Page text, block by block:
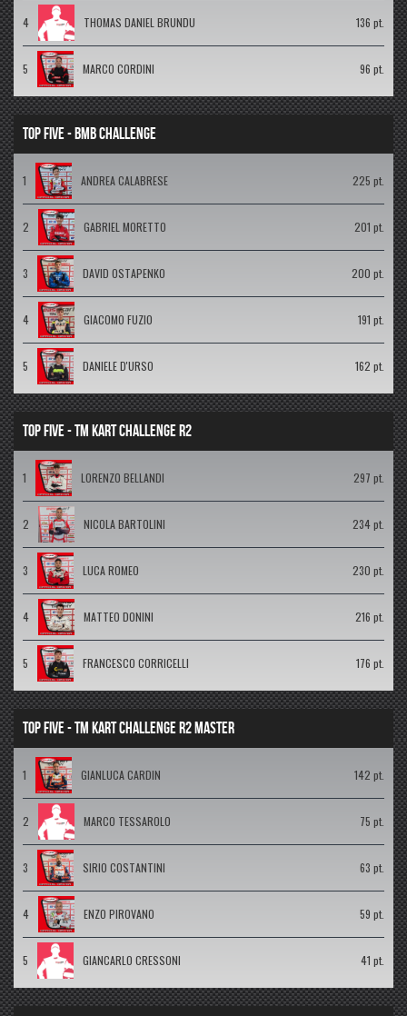
4 THOMAS DANIEL BRUNDU 136 pt.
5 MARCO CORDINI 96 pt.
TOP FIVE - BMB CHALLENGE
1 ANDREA CALABRESE 225 pt.
2 GABRIEL MORETTO 201 pt.
3 DAVID OSTAPENKO 200 pt.
4 GIACOMO FUZIO 191 pt.
5 DANIELE D'URSO 162 pt.
TOP FIVE - TM KART CHALLENGE R2
1 LORENZO BELLANDI 297 pt.
2 NICOLA BARTOLINI 234 pt.
3 LUCA ROMEO 230 pt.
4 MATTEO DONINI 216 pt.
5 FRANCESCO CORRICELLI 176 pt.
TOP FIVE - TM KART CHALLENGE R2 MASTER
1 GIANLUCA CARDIN 142 pt.
2 MARCO TESSAROLO 75 pt.
3 SIRIO COSTANTINI 63 pt.
4 ENZO PIROVANO 59 pt.
5 GIANCARLO CRESSONI 41 pt.